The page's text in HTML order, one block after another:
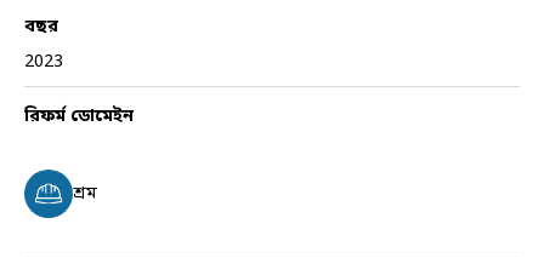
বছর
2023
রিফর্ম ডোমেইন
শ্রম